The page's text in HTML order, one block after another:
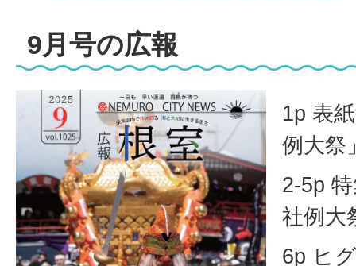
9月号の広報
1p 表
例大祭
2-5p
社例大
6p ヒ